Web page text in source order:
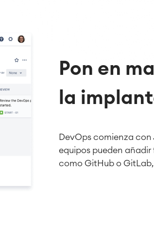
Pon en
la
DevOps comienza
equipos pueden añadir
como GitHub o